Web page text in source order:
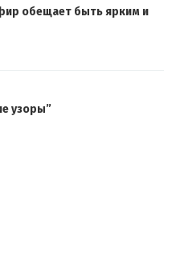
обещает быть ярким и
узоры”